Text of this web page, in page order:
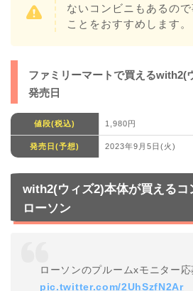
ないコンビニもあるの
ことをおすすめします。
ファミリーマートで買えるwith2(
発売日
値段(税込) 1,980円
発売日(予想) 2023年9月5日(火)
with2(ウィズ2)本体が買えるコ
ローソン
ローソンのプルームxモニター
pic.twitter.com/2UhSzfN2Ar